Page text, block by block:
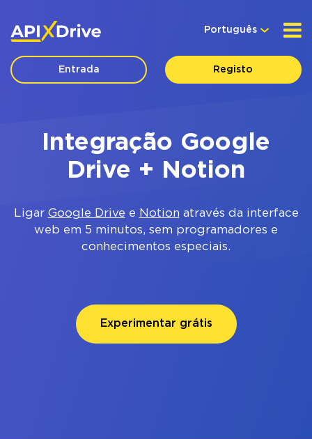
Português
Entrada Registo
Integração Google
Drive + Notion
Ligar Google Drive e Notion através da interface
web em 5 minutos, sem programadores e
conhecimentos especiais.
Experimentar grátis